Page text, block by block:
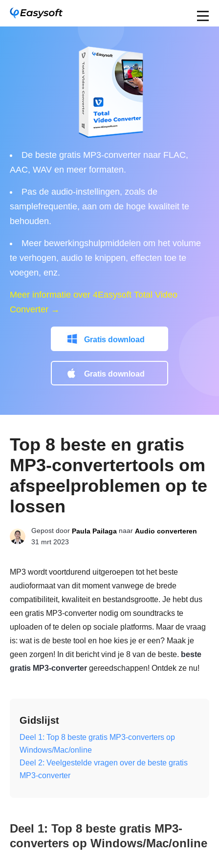
De beste gratis MP3-converter naar FLAC,
AAC, WAV en meer formaten.
Pas de audio-instellingen, zoals de
samplefrequentie, aan om de hoge kwaliteit te
behouden.
Meer bewerkingshulpmiddelen om het volume
te verhogen, audio te knippen, effecten toe te
voegen, enz.
Meer informatie over 4Easysoft Total Video
Converter →
Gratis download
Gratis download
Top 8 beste en gratis
MP3-convertertools om
afspeelproblemen op te
lossen
Gepost door Paula Pailaga naar Audio converteren
31 mrt 2023
MP3 wordt voortdurend uitgeroepen tot het beste
audioformaat van dit moment vanwege de brede
compatibiliteit, kwaliteit en bestandsgrootte. Je hebt dus
een gratis MP3-converter nodig om soundtracks te
uploaden of te delen op sociale platforms. Maar de vraag
is: wat is de beste tool en hoe kies je er een? Maak je
geen zorgen! In dit bericht vind je 8 van de beste. beste
gratis MP3-converter gereedschappen! Ontdek ze nu!
Gidslijst
Deel 1: Top 8 beste gratis MP3-converters op
Windows/Mac/online
Deel 2: Veelgestelde vragen over de beste gratis
MP3-converter
Deel 1: Top 8 beste gratis MP3-
converters op Windows/Mac/online